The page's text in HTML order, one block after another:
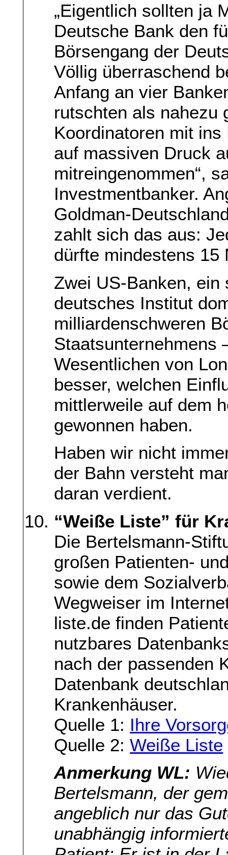
„Eigentlich sollten ja
Deutsche Bank den
Börsengang der
Völlig überraschend
Anfang an vier
rutschten als nahezu
Koordinatoren mit ins
auf massiven Druck
mitreingenommen“,
Investmentbanker.
Goldman-
zahlt sich das aus:
dürfte mindestens 15
Zwei US-Banken,
deutsches Institut
milliardenschweren
Staatsunternehmens
Wesentlichen von
besser, welchen
mittlerweile auf dem
gewonnen haben.
Haben wir nicht
der Bahn versteht
daran verdient.
“Weiße Liste” für
Die Bertelsmann-
großen Patienten-
sowie dem
Wegweiser im
liste.de finden
nutzbares
nach der passenden
Datenbank
Krankenhäuser.
Quelle 1: Ihre
Quelle 2:Weiße Liste
Anmerkung WL:
Bertelsmann, der
angeblich nur das
unabhängig